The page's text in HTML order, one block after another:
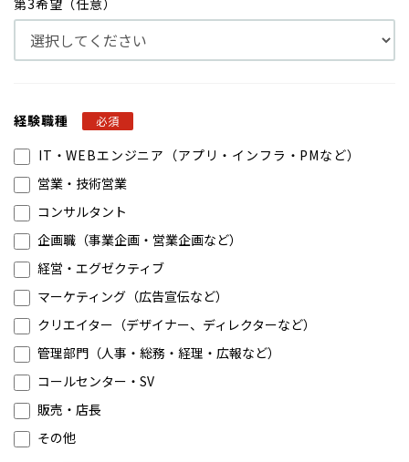
経験職種 必須
IT・WEBエンジニア（アプリ・インフラ・PMなど）
営業・技術営業
コンサルタント
企画職（事業企画・営業企画など）
経営・エグゼクティブ
マーケティング（広告宣伝など）
クリエイター（デザイナー、ディレクターなど）
管理部門（人事・総務・経理・広報など）
コールセンター・SV
販売・店長
その他